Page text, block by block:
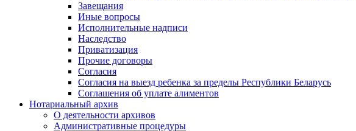
Завещания
Иные вопросы
Исполнительные надписи
Наследство
Приватизация
Прочие договоры
Согласия
Согласия на выезд ребенка за пределы Республики Беларусь
Соглашения об уплате алиментов
Нотариальный архив
О деятельности архивов
Административные процедуры